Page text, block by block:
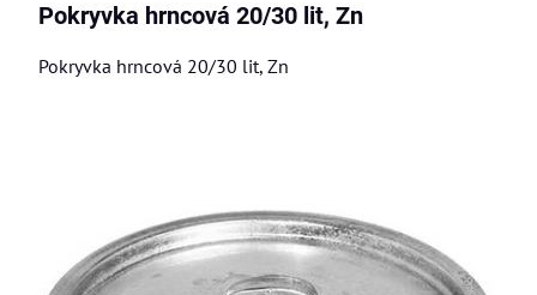
Pokryvka hrncová 20/30 lit, Zn
Pokryvka hrncová 20/30 lit, Zn